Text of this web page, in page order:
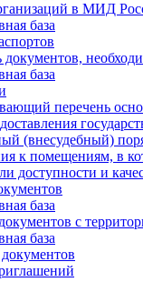
в МИД
база
документов,
база
перечень
(внесудебный)
к помещениям, в
доступности и
база
с
база